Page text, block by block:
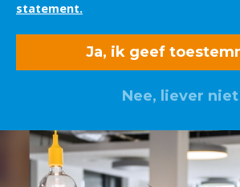
statement.
Ja, ik geef
Nee, liever niet